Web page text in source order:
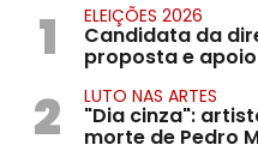
1 ELEIÇÕES 2026
Candidata da
proposta e
2 LUTO NAS ARTES
"Dia cinza":
morte de Pedro